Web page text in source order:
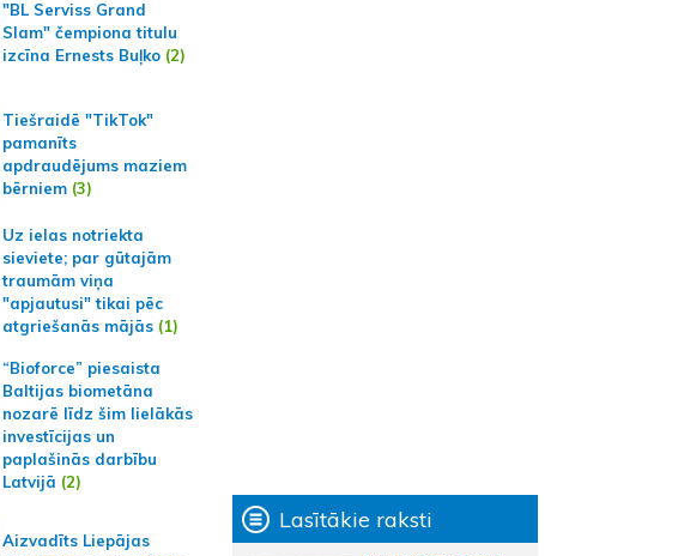
"BL Serviss Grand
Slam" čempiona titulu
izcīna Ernests Buļko(2)
Tiešraidē "TikTok"
pamanīts
apdraudējums maziem
bērniem(3)
Uz ielas notriekta
sieviete; par gūtajām
traumām viņa
"apjautusi" tikai pēc
atgriešanās mājās(1)
“Bioforce” piesaista
Baltijas biometāna
nozarē līdz šim lielākās
investīcijas un
paplašinās darbību
Latvijā (2)
Aizvadīts Liepājas
Lasītākie raksti